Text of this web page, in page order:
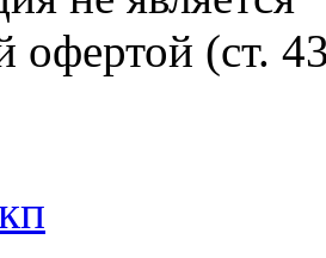
офертой (ст.